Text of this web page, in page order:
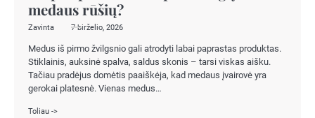
medaus rūšių?
Zavinta 7 birželio, 2026
Medus iš pirmo žvilgsnio gali atrodyti labai paprastas produktas.
Stiklainis, auksinė spalva, saldus skonis – tarsi viskas aišku.
Tačiau pradėjus domėtis paaiškėja, kad medaus įvairovė yra
gerokai platesnė. Vienas medus…
Toliau ->